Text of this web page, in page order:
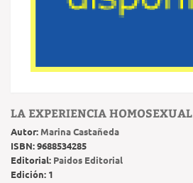
LA EXPERIENCIA HOMOSEXUAL
Autor: Marina Castañeda
ISBN:9688534285
Editorial: Paidos Editorial
Edición: 1